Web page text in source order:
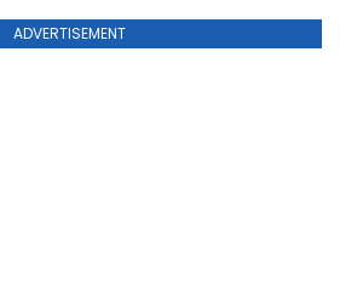
ADVERTISEMENT